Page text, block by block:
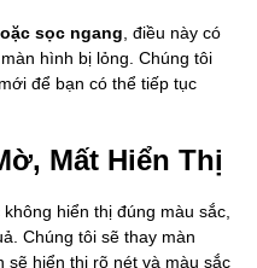
sọc ngang, điều này có
hình bị lỏng. Chúng tôi
để bạn có thể tiếp tục
Mất Hiển Thị
không hiển thị đúng màu sắc,
Chúng tôi sẽ thay màn
sẽ hiển thị rõ nét và màu sắc